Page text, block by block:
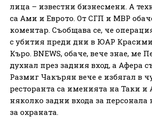
лица – известни бизнесмени. А
са Ами и Еврото. От СГП и МВР
коментар. Съобщава се, че
с убития преди дни в ЮАР
Къро. BNEWS, обаче, вече знае, ме
духнал през задния вход, а Афера
Размиг Чакърян вече е избягал в
ресторанта са именията на Таки
няколко задни входа за
за охраната.